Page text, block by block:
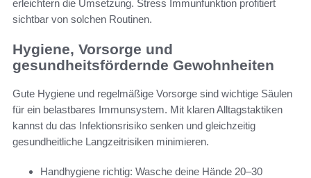
erleichtern die Umsetzung. Stress Immunfunktion profitiert
sichtbar von solchen Routinen.
Hygiene, Vorsorge und
gesundheitsfördernde Gewohnheiten
Gute Hygiene und regelmäßige Vorsorge sind wichtige Säulen
für ein belastbares Immunsystem. Mit klaren Alltagstaktiken
kannst du das Infektionsrisiko senken und gleichzeitig
gesundheitliche Langzeitrisiken minimieren.
Handhygiene richtig: Wasche deine Hände 20–30